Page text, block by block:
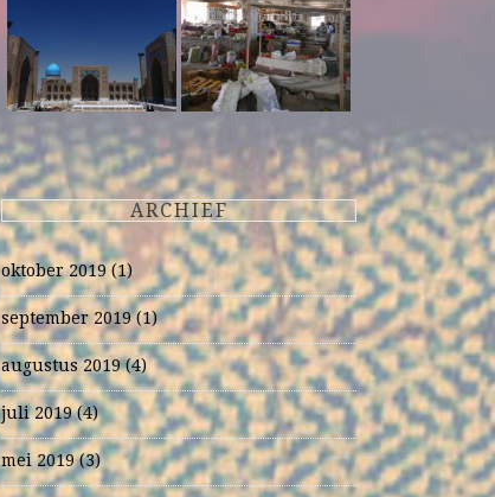
ARCHIEF
oktober 2019(1)
september 2019(1)
augustus 2019(4)
juli 2019(4)
mei 2019(3)